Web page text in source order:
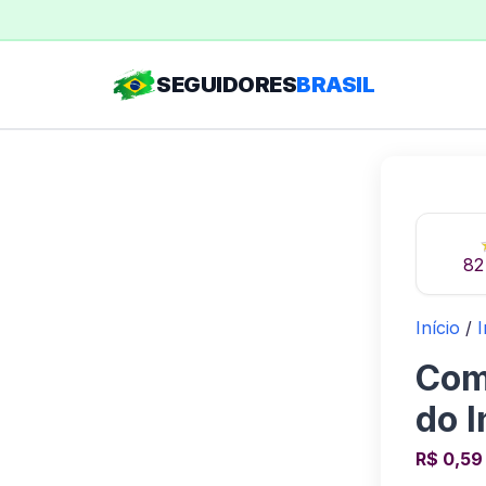
para
SEGUIDORESBRASIL
Início /
do
R$ 0,59